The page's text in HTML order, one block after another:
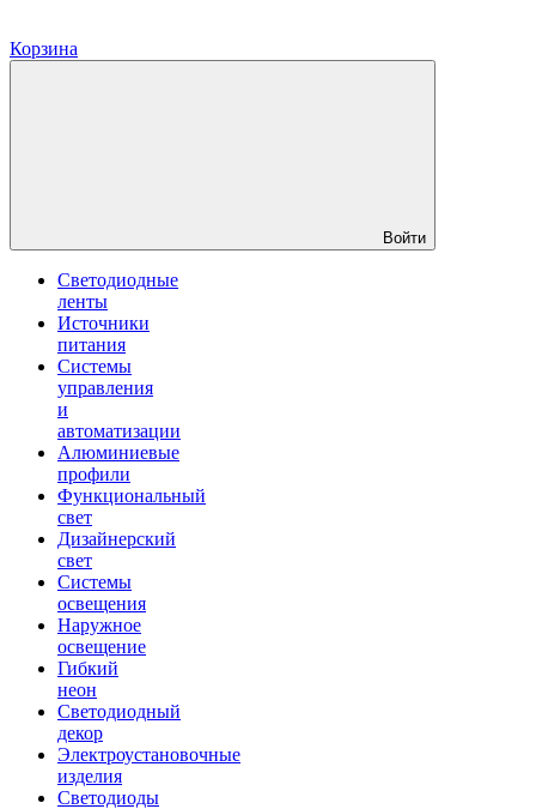
Корзина
Войти
Светодиодные
ленты
Источники
питания
Системы
управления
и
автоматизации
Алюминиевые
профили
Функциональный
свет
Дизайнерский
свет
Системы
освещения
Наружное
освещение
Гибкий
неон
Светодиодный
декор
Электроустановочные
изделия
Светодиоды